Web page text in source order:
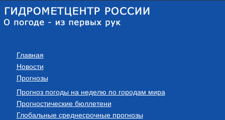
Главная
Новости
Прогнозы
Прогноз погоды на неделю по городам мира
Прогностические бюллетени
Глобальные среднесрочные прогнозы